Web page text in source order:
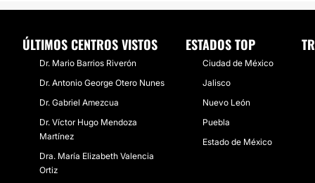
ÚLTIMOS CENTROS VISTOS
Dr. Mario Barrios Riverón
Dr. Antonio George Otero Nunes
Dr. Gabriel Amezcua
Dr. Víctor Hugo Mendoza
Martínez
Dra. María Elizabeth Valencia
Ortiz
ESTADOS TOP
Ciudad de México
Jalisco
Nuevo León
Puebla
Estado de México